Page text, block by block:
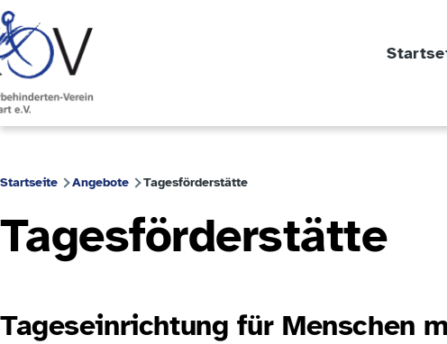
Unternavigation von Über uns Unternavigation von
Pfadnavigation
Startseite Angebote Tagesförderstätte
Tagesförderstätte
Tageseinrichtung für Menschen